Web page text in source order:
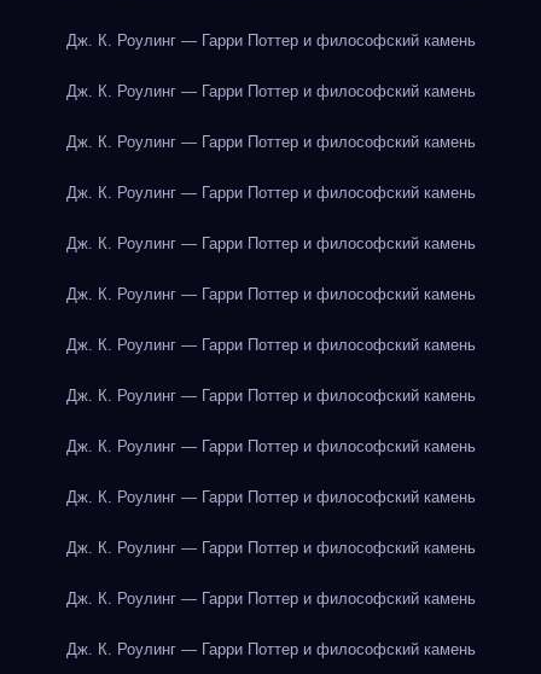
Дж. К. Роулинг — Гарри Поттер и философский камень
Дж. К. Роулинг — Гарри Поттер и философский камень
Дж. К. Роулинг — Гарри Поттер и философский камень
Дж. К. Роулинг — Гарри Поттер и философский камень
Дж. К. Роулинг — Гарри Поттер и философский камень
Дж. К. Роулинг — Гарри Поттер и философский камень
Дж. К. Роулинг — Гарри Поттер и философский камень
Дж. К. Роулинг — Гарри Поттер и философский камень
Дж. К. Роулинг — Гарри Поттер и философский камень
Дж. К. Роулинг — Гарри Поттер и философский камень
Дж. К. Роулинг — Гарри Поттер и философский камень
Дж. К. Роулинг — Гарри Поттер и философский камень
Дж. К. Роулинг — Гарри Поттер и философский камень